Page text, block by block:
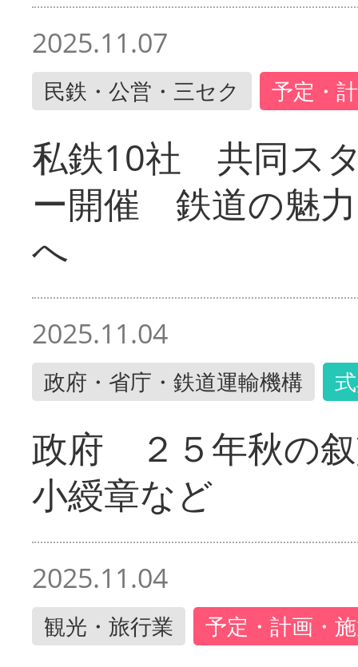
2025.11.07
民鉄・公営・三セク 予定・
私鉄10社 共同ス
ー開催 鉄道の魅
へ
2025.11.04
政府・省庁・鉄道運輸機構
政府 ２５年秋の
小綬章など
2025.11.04
観光・旅行業 予定・計画・